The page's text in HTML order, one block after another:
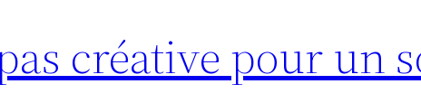
créative pour un